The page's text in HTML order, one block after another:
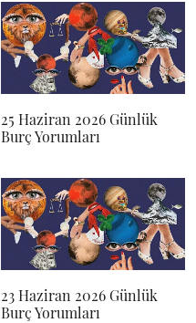
25 Haziran 2026 Günlük
Burç Yorumları
23 Haziran 2026 Günlük
Burç Yorumları